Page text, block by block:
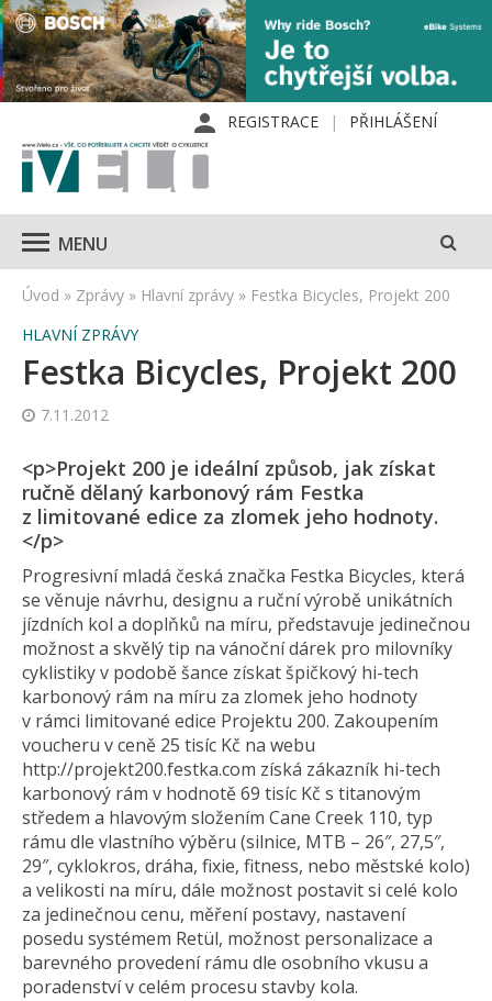
REGISTRACE PŘIHLÁŠENÍ
MENU
Úvod » Zprávy » Hlavní zprávy » Festka Bicycles, Projekt 200
HLAVNÍ ZPRÁVY
Festka Bicycles, Projekt 200
7.11.2012
<p>Projekt 200 je ideální způsob, jak získat
ručně dělaný karbonový rám Festka
z limitované edice za zlomek jeho hodnoty.
</p>
Progresivní mladá česká značka Festka Bicycles, která
se věnuje návrhu, designu a ruční výrobě unikátních
jízdních kol a doplňků na míru, představuje jedinečnou
možnost a skvělý tip na vánoční dárek pro milovníky
cyklistiky v podobě šance získat špičkový hi-tech
karbonový rám na míru za zlomek jeho hodnoty
v rámci limitované edice Projektu 200. Zakoupením
voucheru v ceně 25 tisíc Kč na webu
http://projekt200.festka.com získá zákazník hi-tech
karbonový rám v hodnotě 69 tisíc Kč s titanovým
středem a hlavovým složením Cane Creek 110, typ
rámu dle vlastního výběru (silnice, MTB – 26″, 27,5″,
29″, cyklokros, dráha, fixie, fitness, nebo městské kolo)
a velikosti na míru, dále možnost postavit si celé kolo
za jedinečnou cenu, měření postavy, nastavení
posedu systémem Retül, možnost personalizace a
barevného provedení rámu dle osobního vkusu a
poradenství v celém procesu stavby kola.